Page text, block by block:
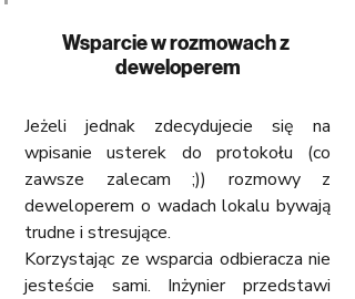
Wsparcie w rozmowach z
deweloperem
Jeżeli jednak zdecydujecie się na
wpisanie usterek do protokołu (co
zawsze zalecam ;)) rozmowy z
deweloperem o wadach lokalu bywają
trudne i stresujące.
Korzystając ze wsparcia odbieracza nie
jesteście sami. Inżynier przedstawi